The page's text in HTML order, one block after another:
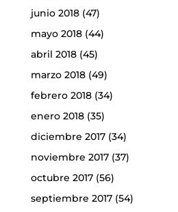
junio 2018(47)
mayo 2018(44)
abril 2018(45)
marzo 2018(49)
febrero 2018(34)
enero 2018(35)
diciembre 2017(34)
noviembre 2017(37)
octubre 2017(56)
septiembre 2017(54)